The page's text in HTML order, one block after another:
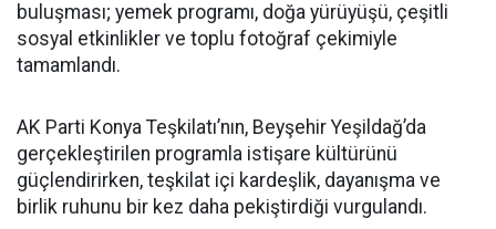
buluşması; yemek programı, doğa yürüyüşü, çeşitli
sosyal etkinlikler ve toplu fotoğraf çekimiyle
tamamlandı.
AK Parti Konya Teşkilatı’nın, Beyşehir Yeşildağ’da
gerçekleştirilen programla istişare kültürünü
güçlendirirken, teşkilat içi kardeşlik, dayanışma ve
birlik ruhunu bir kez daha pekiştirdiği vurgulandı.